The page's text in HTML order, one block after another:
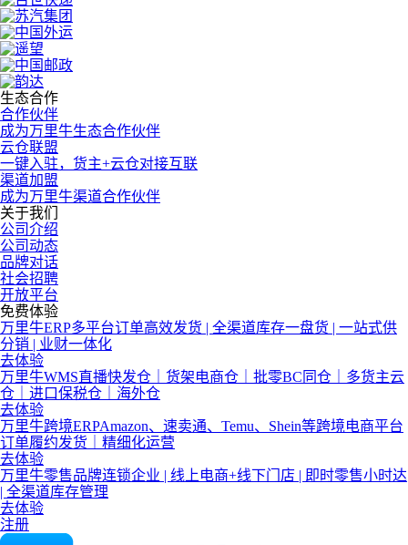
生态合作
合作伙伴
成为万里牛生态合作伙伴
云仓联盟
一键入驻，货主+云仓对接互联
渠道加盟
成为万里牛渠道合作伙伴
关于我们
公司介绍
公司动态
品牌对话
社会招聘
开放平台
免费体验
万里牛ERP多平台订单高效发货 | 全渠道库存一盘货 | 一站式供
分销 | 业财一体化
去体验
万里牛WMS直播快发仓｜货架电商仓｜批零BC同仓｜多货主云
仓｜进口保税仓｜海外仓
去体验
万里牛跨境ERPAmazon、速卖通、Temu、Shein等跨境电商平台
订单履约发货｜精细化运营
去体验
万里牛零售品牌连锁企业 | 线上电商+线下门店 | 即时零售小时达
| 全渠道库存管理
去体验
注册